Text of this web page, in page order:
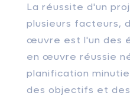
La réussite d'un
plusieurs facteurs,
œuvre est l'un des
en œuvre réussie
planification
des objectifs et